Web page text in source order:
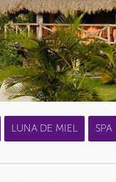
LUNA DE MIEL SPA